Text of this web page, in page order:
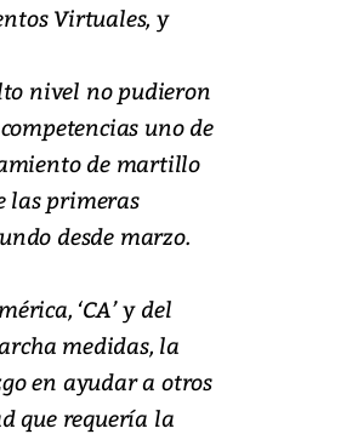
Virtuales, y
nivel no pudieron
uno de
de martillo
las primeras
desde marzo.
‘CA’ y del
medidas, la
en ayudar a otros
que requería la